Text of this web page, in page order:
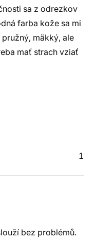
sa z odrezkov
farba kože sa mi
mäkký, ale
mať strach vziať
1
bez problémů.